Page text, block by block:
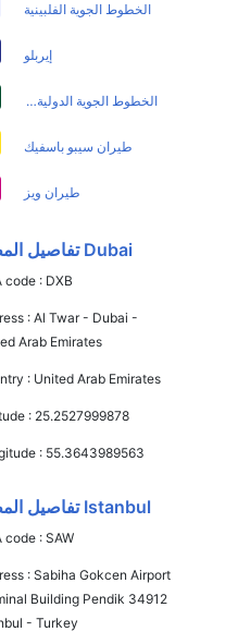
الخطوط الجوية الفلبينية
إيربلو
الخطوط الجوية الدولية الباكستانية
طيران سيبو باسفيك
طيران ويز
Dubai تفاصيل المطار
code : DXB
:Al Twar - Dubai -
Arab Emirates
: United Arab Emirates
: 25.2527999878
: 55.3643989563
Istanbul تفاصيل المطار
code :SAW
:Sabiha Gokcen Airport
Building Pendik 34912
- Turkey